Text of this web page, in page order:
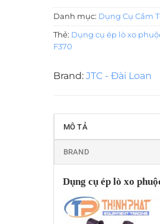
Danh mục: Dụng Cụ Cầm
Thẻ: Dụng cụ ép lò xo
F370
Brand: JTC - Đài Loan
MÔ TẢ
BRAND
Dụng cụ ép lò xo